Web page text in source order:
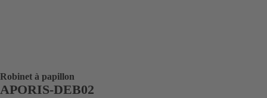
Robinet à papillon
APORIS-DEB02